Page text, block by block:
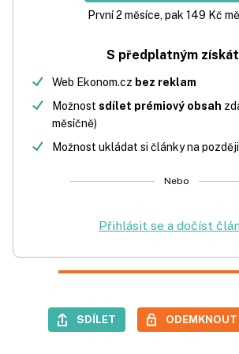
První 2 měsíce, pak 149 Kč
S předplatným
Web Ekonom.cz bez reklam
Možnost sdílet prémiový obsah
měsíčně)
Možnost ukládat si články na později
Nebo
Přihlásit se a dočíst
SDÍLET